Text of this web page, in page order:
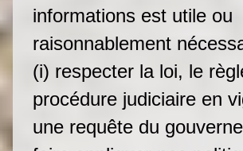
informations est utile ou
raisonnablement
(i) respecter la loi, le
procédure judiciaire en
une requête du